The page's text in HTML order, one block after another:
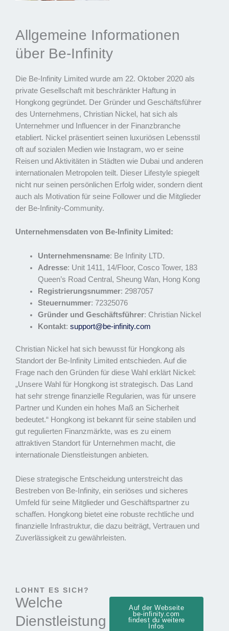
Allgemeine Informationen
über Be-Infinity
Die Be-Infinity Limited wurde am 22. Oktober 2020 als
private Gesellschaft mit beschränkter Haftung in
Hongkong gegründet. Der Gründer und Geschäftsführer
des Unternehmens, Christian Nickel, hat sich als
Unternehmer und Influencer in der Finanzbranche
etabliert. Nickel präsentiert seinen luxuriösen Lebensstil
oft auf sozialen Medien wie Instagram, wo er seine
Reisen und Aktivitäten in Städten wie Dubai und anderen
internationalen Metropolen teilt. Dieser Lifestyle spiegelt
nicht nur seinen persönlichen Erfolg wider, sondern dient
auch als Motivation für seine Follower und die Mitglieder
der Be-Infinity-Community.
Unternehmensdaten von Be-Infinity Limited:
Unternehmensname: Be Infinity LTD.
Adresse: Unit 1411, 14/Floor, Cosco Tower, 183
Queen’s Road Central, Sheung Wan, Hong Kong
Registrierungsnummer: 2987057
Steuernummer: 72325076
Gründer und Geschäftsführer: Christian Nickel
Kontakt: support@be-infinity.com
Christian Nickel hat sich bewusst für Hongkong als
Standort der Be-Infinity Limited entschieden. Auf die
Frage nach den Gründen für diese Wahl erklärt Nickel:
„Unsere Wahl für Hongkong ist strategisch. Das Land
hat sehr strenge finanzielle Regularien, was für unsere
Partner und Kunden ein hohes Maß an Sicherheit
bedeutet.“ Hongkong ist bekannt für seine stabilen und
gut regulierten Finanzmärkte, was es zu einem
attraktiven Standort für Unternehmen macht, die
internationale Dienstleistungen anbieten.
Diese strategische Entscheidung unterstreicht das
Bestreben von Be-Infinity, ein seriöses und sicheres
Umfeld für seine Mitglieder und Geschäftspartner zu
schaffen. Hongkong bietet eine robuste rechtliche und
finanzielle Infrastruktur, die dazu beiträgt, Vertrauen und
Zuverlässigkeit zu gewährleisten.
LOHNT ES SICH?
Welche
Dienstleistung
Auf der Webseite
be-infinity.com
findest du weitere
Infos